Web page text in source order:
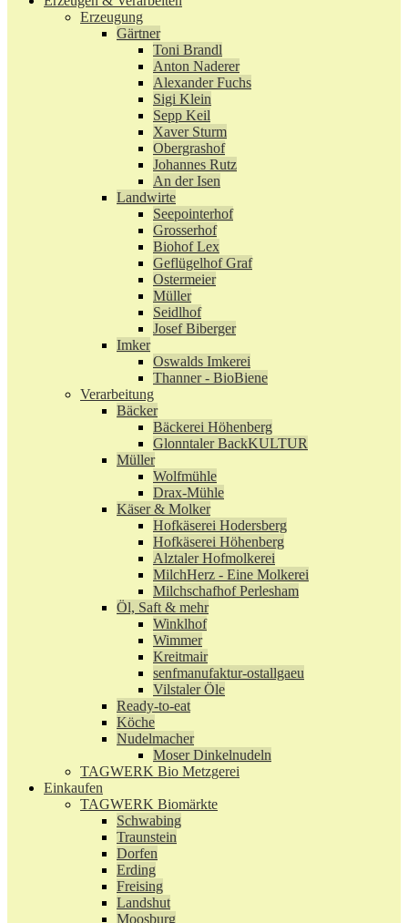
Erzeugung
Gärtner
Toni Brandl
Anton Naderer
Alexander Fuchs
Sigi Klein
Sepp Keil
Xaver Sturm
Obergrashof
Johannes Rutz
An der Isen
Landwirte
Seepointerhof
Grosserhof
Biohof Lex
Geflügelhof Graf
Ostermeier
Müller
Seidlhof
Josef Biberger
Imker
Oswalds Imkerei
Thanner - BioBiene
Verarbeitung
Bäcker
Bäckerei Höhenberg
Glonntaler BackKULTUR
Müller
Wolfmühle
Drax-Mühle
Käser & Molker
Hofkäserei Hodersberg
Hofkäserei Höhenberg
Alztaler Hofmolkerei
MilchHerz - Eine Molkerei
Milchschafhof Perlesham
Öl, Saft & mehr
Winklhof
Wimmer
Kreitmair
senfmanufaktur-ostallgaeu
Vilstaler Öle
Ready-to-eat
Köche
Nudelmacher
Moser Dinkelnudeln
TAGWERK Bio Metzgerei
Einkaufen
TAGWERK Biomärkte
Schwabing
Traunstein
Dorfen
Erding
Freising
Landshut
Moosburg